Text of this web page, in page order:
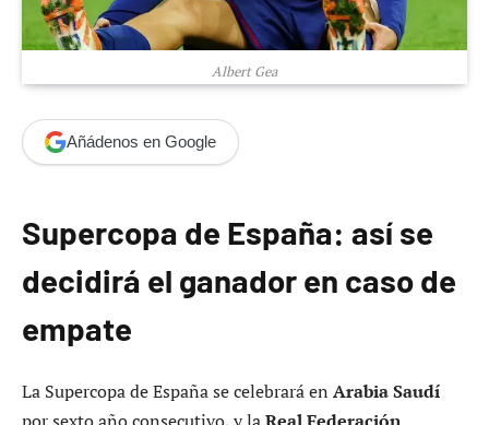
Albert Gea
Añádenos en Google
Supercopa de España: así se
decidirá el ganador en caso de
empate
La Supercopa de España se celebrará en Arabia Saudí